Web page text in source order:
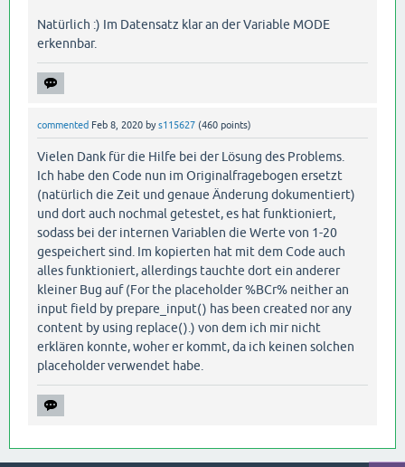
Natürlich :) Im Datensatz klar an der Variable MODE
erkennbar.
commented Feb 8, 2020 bys115627 (460 points)
Vielen Dank für die Hilfe bei der Lösung des Problems.
Ich habe den Code nun im Originalfragebogen ersetzt
(natürlich die Zeit und genaue Änderung dokumentiert)
und dort auch nochmal getestet, es hat funktioniert,
sodass bei der internen Variablen die Werte von 1-20
gespeichert sind. Im kopierten hat mit dem Code auch
alles funktioniert, allerdings tauchte dort ein anderer
kleiner Bug auf (For the placeholder %BCr% neither an
input field by prepare_input() has been created nor any
content by using replace().) von dem ich mir nicht
erklären konnte, woher er kommt, da ich keinen solchen
placeholder verwendet habe.